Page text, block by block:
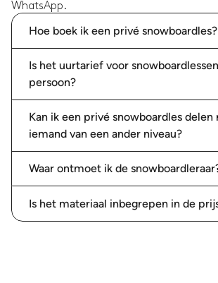
WhatsApp.
Hoe boek ik een privé snowboardles?
Is het uurtarief voor
persoon?
Kan ik een privé snowboardles delen
iemand van een ander niveau?
Waar ontmoet ik de
Is het materiaal inbegrepen in de